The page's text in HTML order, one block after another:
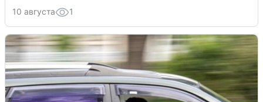
10 августа 1